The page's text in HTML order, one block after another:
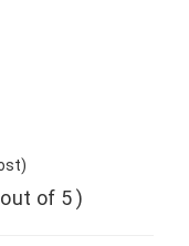
out of 5 )